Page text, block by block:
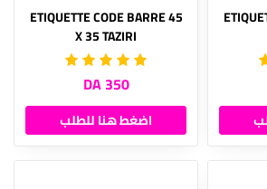
ETIQUETTE CODE BARRE 45
X 35 TAZIRI
350 DA
اضغط هنا للطلب